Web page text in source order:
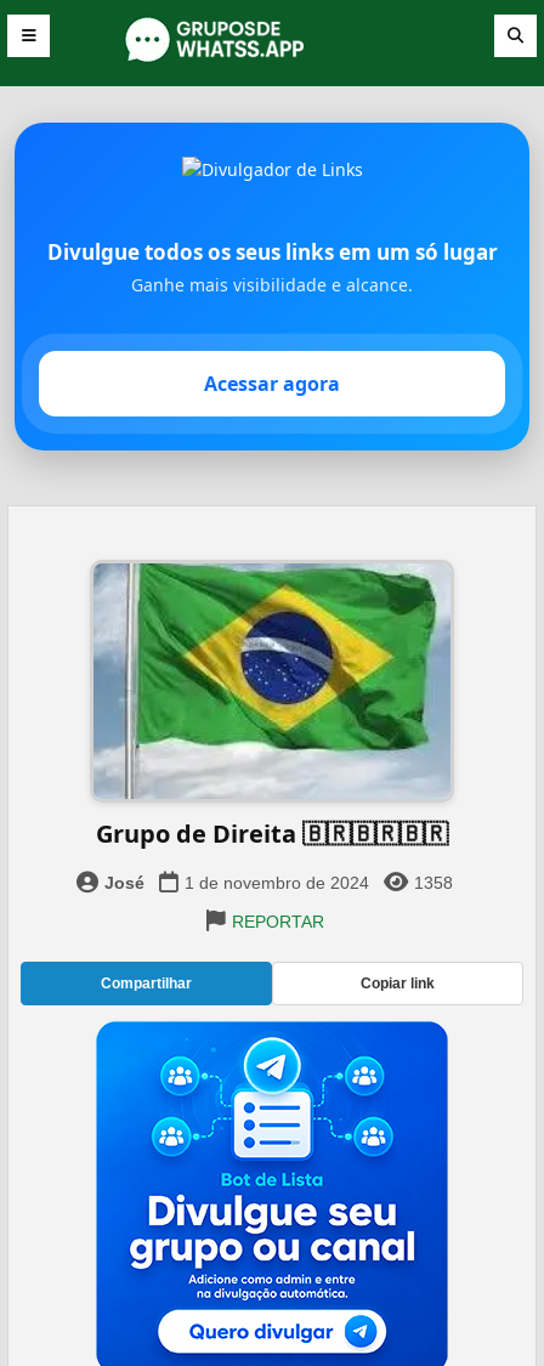
Divulgue todos os seus links em um só lugar
Ganhe mais visibilidade e alcance.
Acessar agora
Grupo de Direita 🇧🇷🇧🇷🇧🇷
José 1 de novembro de 2024
1358
REPORTAR
Compartilhar Copiar link